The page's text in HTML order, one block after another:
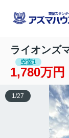
ライオンズ
空室1
1,780万円
1 /27